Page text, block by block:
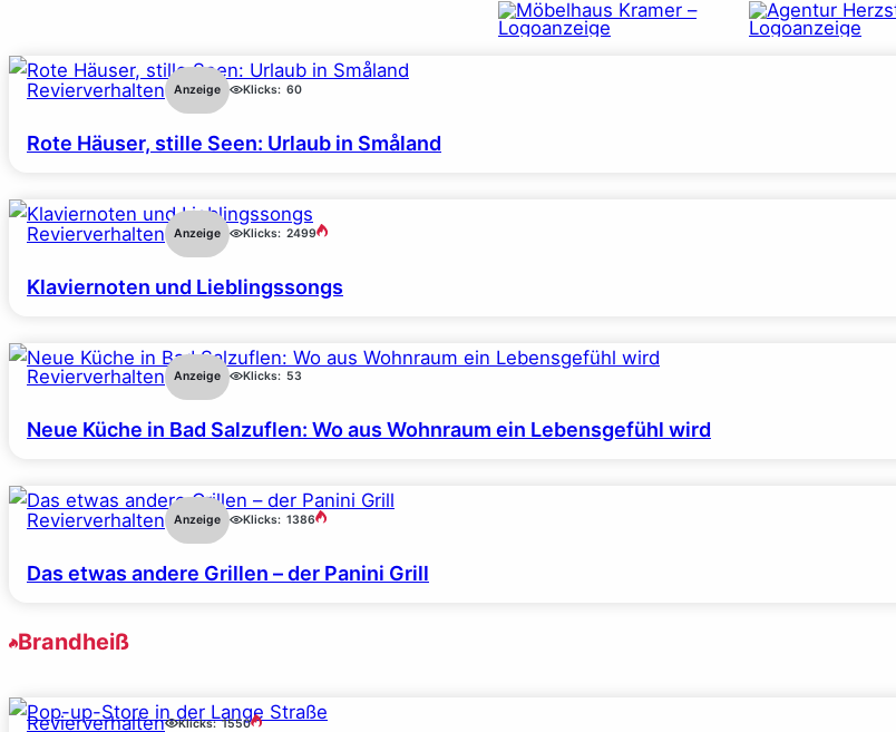
Revierverhalten Anzeige Klicks: 60
Rote Häuser, stille Seen: Urlaub in Småland
Revierverhalten Anzeige Klicks: 2499
Klaviernoten und Lieblingssongs
Revierverhalten Anzeige Klicks: 53
Neue Küche in Bad Salzuflen: Wo aus Wohnraum ein Lebensgefühl wird
Revierverhalten Anzeige Klicks: 1386
Das etwas andere Grillen – der Panini Grill
Brandheiß
Revierverhalten Klicks: 1550